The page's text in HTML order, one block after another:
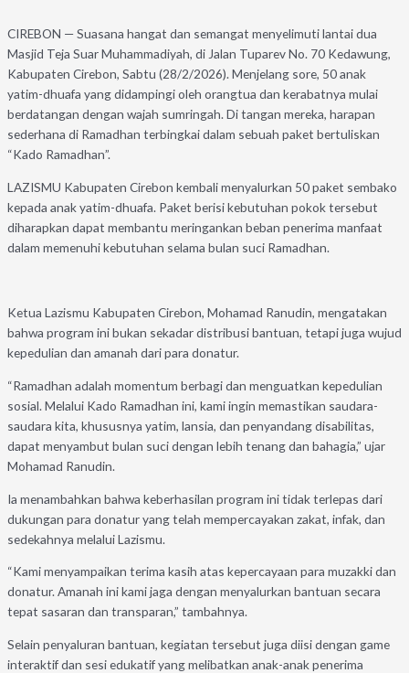
CIREBON — Suasana hangat dan semangat menyelimuti lantai dua
Masjid Teja Suar Muhammadiyah, di Jalan Tuparev No. 70 Kedawung,
Kabupaten Cirebon, Sabtu (28/2/2026). Menjelang sore, 50 anak
yatim-dhuafa yang didampingi oleh orangtua dan kerabatnya mulai
berdatangan dengan wajah sumringah. Di tangan mereka, harapan
sederhana di Ramadhan terbingkai dalam sebuah paket bertuliskan
“Kado Ramadhan”.
LAZISMU Kabupaten Cirebon kembali menyalurkan 50 paket sembako
kepada anak yatim-dhuafa. Paket berisi kebutuhan pokok tersebut
diharapkan dapat membantu meringankan beban penerima manfaat
dalam memenuhi kebutuhan selama bulan suci Ramadhan.
Ketua Lazismu Kabupaten Cirebon, Mohamad Ranudin, mengatakan
bahwa program ini bukan sekadar distribusi bantuan, tetapi juga wujud
kepedulian dan amanah dari para donatur.
“Ramadhan adalah momentum berbagi dan menguatkan kepedulian
sosial. Melalui Kado Ramadhan ini, kami ingin memastikan saudara-
saudara kita, khususnya yatim, lansia, dan penyandang disabilitas,
dapat menyambut bulan suci dengan lebih tenang dan bahagia,” ujar
Mohamad Ranudin.
Ia menambahkan bahwa keberhasilan program ini tidak terlepas dari
dukungan para donatur yang telah mempercayakan zakat, infak, dan
sedekahnya melalui Lazismu.
“Kami menyampaikan terima kasih atas kepercayaan para muzakki dan
donatur. Amanah ini kami jaga dengan menyalurkan bantuan secara
tepat sasaran dan transparan,” tambahnya.
Selain penyaluran bantuan, kegiatan tersebut juga diisi dengan game
interaktif dan sesi edukatif yang melibatkan anak-anak penerima